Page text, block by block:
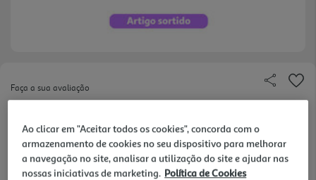
Faça a sua avaliação
2.19 €/un
-35%
Ao clicar em "Aceitar todos os cookies", concorda com o
armazenamento de cookies no seu dispositivo para melhorar
a navegação no site, analisar a utilização do site e ajudar nas
nossas iniciativas de marketing. Política de Cookies